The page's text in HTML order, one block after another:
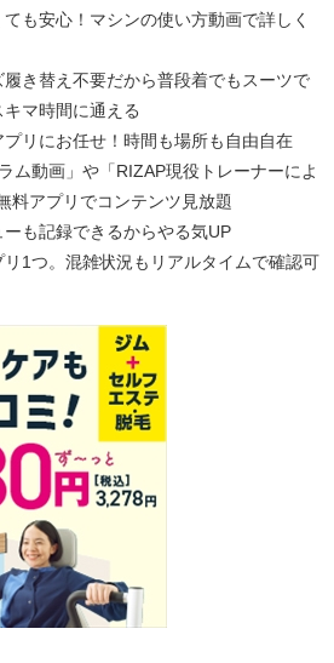
も安心！マシンの使い方動画で詳しく
き替え不要だから普段着でもスーツで
マ時間に通える
リにお任せ！時間も場所も自由自在
ム動画」や「RIZAP現役トレーナーによ
料アプリでコンテンツ見放題
ーも記録できるからやる気UP
1つ。混雑状況もリアルタイムで確認可